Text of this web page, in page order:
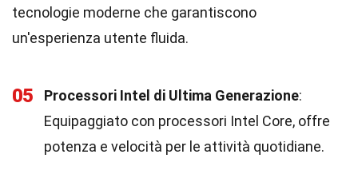
tecnologie moderne che garantiscono
un'esperienza utente fluida.
05 Processori Intel di Ultima Generazione:
Equipaggiato con processori Intel Core, offre
potenza e velocità per le attività quotidiane.